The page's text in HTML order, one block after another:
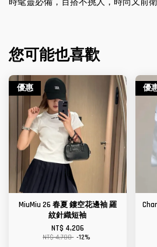
您可能也喜歡
優惠
MiuMiu 26 春夏 鏤空花邊袖 羅
紋針織短袖
NT$ 4,206
NT$ 4,780 -12%
優